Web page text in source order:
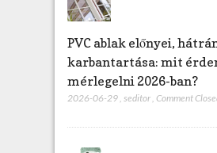
PVC ablak előnyei,
karbantartása: mit
mérlegelni 2026-ban?
2026-06-29, seditor, Comment